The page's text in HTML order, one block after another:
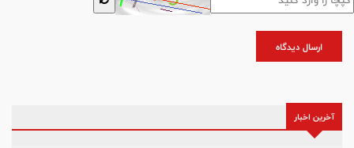
ارسال دیدگاه
آخرین اخبار